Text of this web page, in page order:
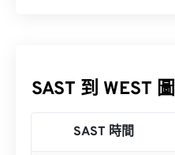
SAST 到 WEST
SAST 時間